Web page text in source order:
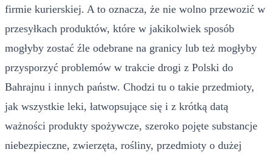
firmie kurierskiej. A to oznacza, że nie wolno przewozić w
przesyłkach produktów, które w jakikolwiek sposób
mogłyby zostać źle odebrane na granicy lub też mogłyby
przysporzyć problemów w trakcie drogi z Polski do
Bahrajnu i innych państw. Chodzi tu o takie przedmioty,
jak wszystkie leki, łatwopsujące się i z krótką datą
ważności produkty spożywcze, szeroko pojęte substancje
niebezpieczne, zwierzęta, rośliny, przedmioty o dużej